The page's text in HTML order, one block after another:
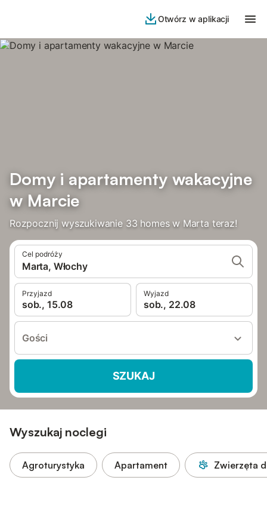
Otwórz w aplikacji
Domy i apartamenty wakacyjne
w Marcie
Rozpocznij wyszukiwanie 33 homes w Marta teraz!
Cel podróży
Marta, Włochy
Przyjazd
sob., 15.08
Wyjazd
sob., 22.08
Gości
SZUKAJ
Wyszukaj noclegi
Agroturystyka Apartament Zwierzęta